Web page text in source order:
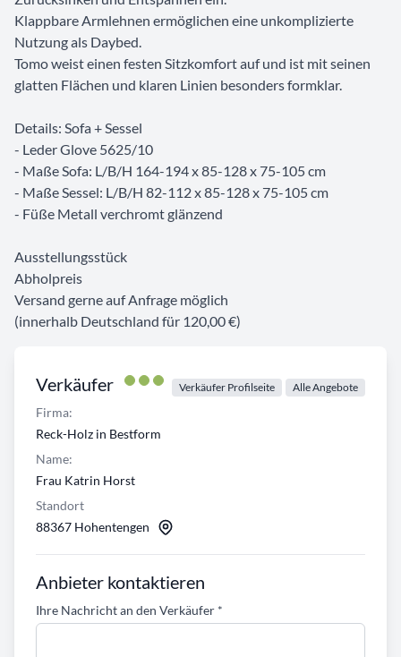
Verkäufer Verkäufer Profilseite Alle Angebote
Firma:
Reck-Holz in Bestform
Name:
Frau Katrin Horst
Standort
88367 Hohentengen
Anbieter kontaktieren
Ihre Nachricht an den Verkäufer *
Klappbare Armlehnen ermöglichen eine unkomplizierte
Nutzung als Daybed.
Tomo weist einen festen Sitzkomfort auf und ist mit seinen
glatten Flächen und klaren Linien besonders formklar.
Details: Sofa + Sessel
- Leder Glove 5625/10
- Maße Sofa: L/B/H 164-194 x 85-128 x 75-105 cm
- Maße Sessel: L/B/H 82-112 x 85-128 x 75-105 cm
- Füße Metall verchromt glänzend
Ausstellungsstück
Abholpreis
Versand gerne auf Anfrage möglich
(innerhalb Deutschland für 120,00 €)